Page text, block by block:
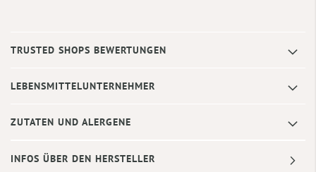
TRUSTED SHOPS BEWERTUNGEN
LEBENSMITTELUNTERNEHMER
ZUTATEN UND ALERGENE
INFOS ÜBER DEN HERSTELLER